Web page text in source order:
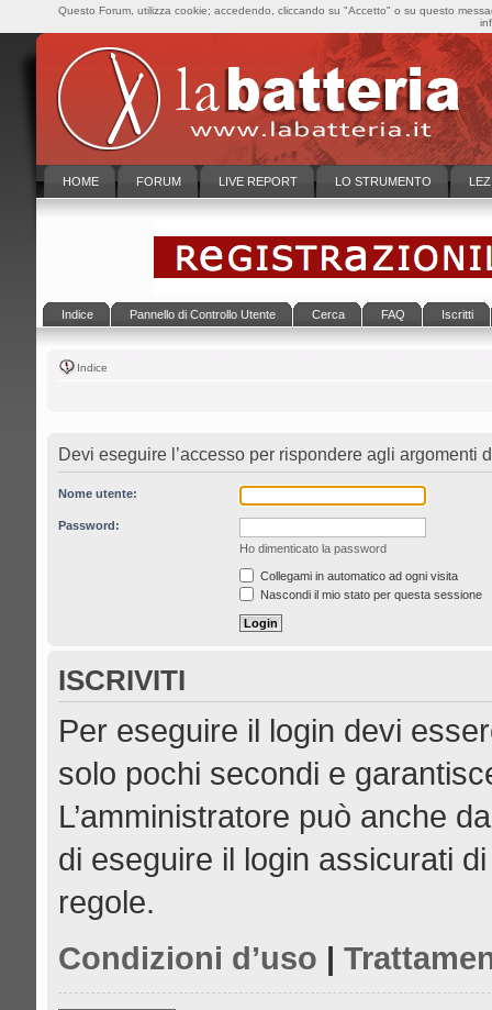
HOME FORUM LIVE REPORT LO STRUMENTO
Indice Pannello di Controllo Utente Cerca FAQ Iscritti
Indice
Devi eseguire l’accesso per rispondere agli argomenti
Nome utente:
Password:
Ho dimenticato la password
Collegami in automatico ad ogni visita
Nascondi il mio stato per questa sessione
ISCRIVITI
Per eseguire il login devi
solo pochi secondi e
L’amministratore può anche
di eseguire il login assicurati
regole.
Condizioni d’uso |
Questo Forum, utilizza cookie; accedendo, cliccando su "Accetto" o su questo